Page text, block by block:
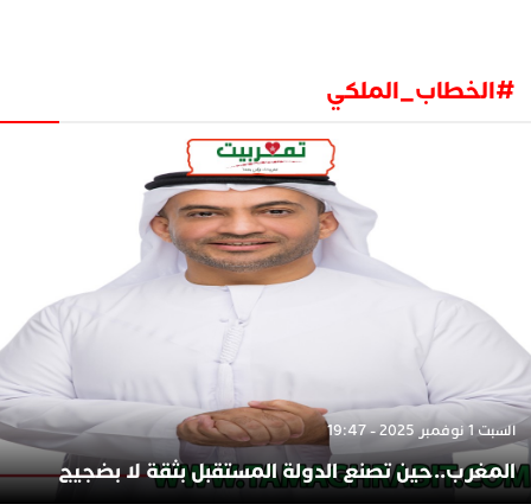
#الخطاب_الملكي
السبت 1 نوفمبر 2025 - 19:47
المغرب..حين تصنع الدولة المستقبل بثقة لا بضجيج